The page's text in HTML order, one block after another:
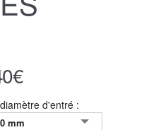
€
d'entré :
mm